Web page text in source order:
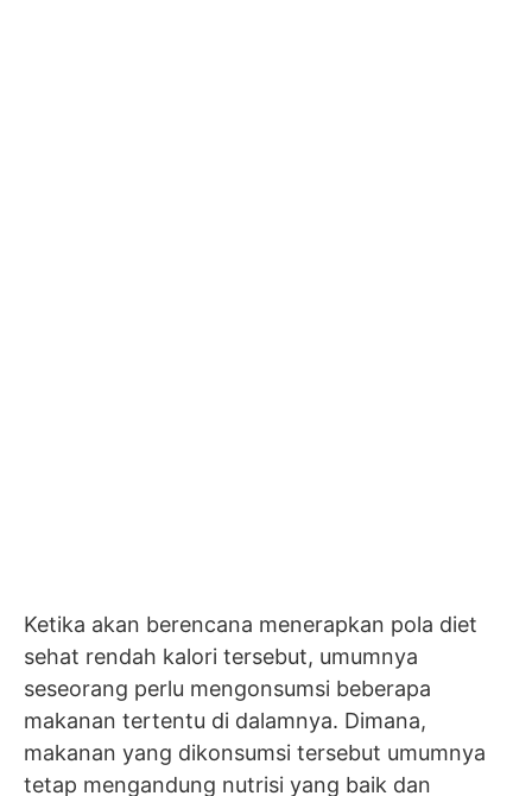
Ketika akan berencana menerapkan pola diet
sehat rendah kalori tersebut, umumnya
seseorang perlu mengonsumsi beberapa
makanan tertentu di dalamnya. Dimana,
makanan yang dikonsumsi tersebut umumnya
tetap mengandung nutrisi yang baik dan